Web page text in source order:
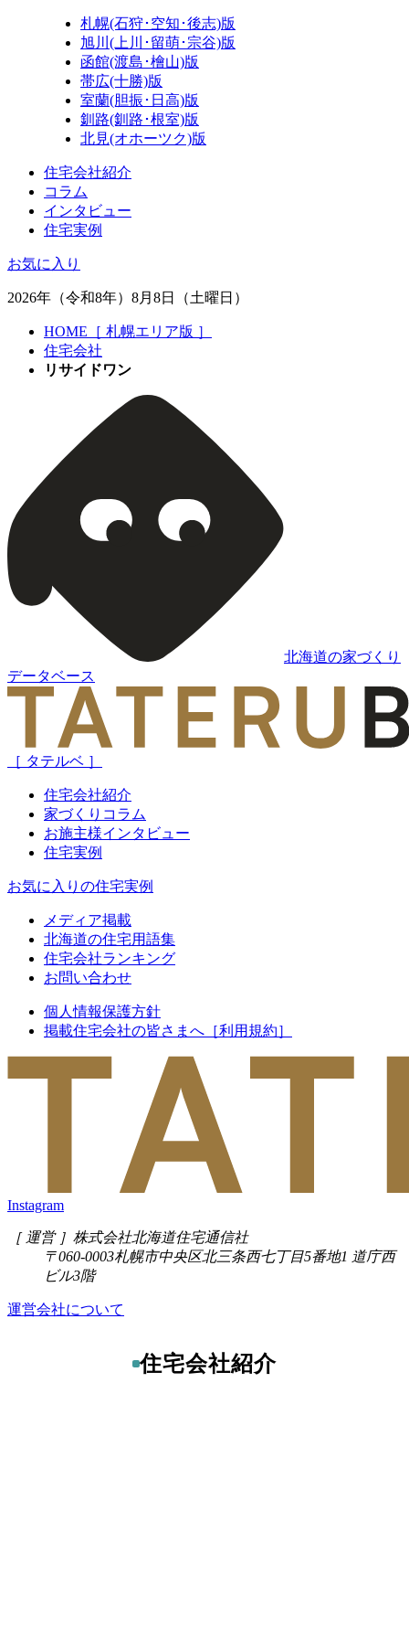
札幌(石狩･空知･後志)版
旭川(上川･留萌･宗谷)版
函館(渡島･檜山)版
帯広(十勝)版
室蘭(胆振･日高)版
釧路(釧路･根室)版
北見(オホーツク)版
住宅会社紹介
コラム
インタビュー
住宅実例
お気に入り
2026年（令和8年）8月8日（土曜日）
HOME［ 札幌エリア版 ］
住宅会社
リサイドワン
北海道の家づくり
データベース
［ タテルベ ］
住宅会社紹介
家づくりコラム
お施主様インタビュー
住宅実例
お気に入りの住宅実例
メディア掲載
北海道の住宅用語集
住宅会社ランキング
お問い合わせ
個人情報保護方針
掲載住宅会社の皆さまへ［利用規約］
Instagram
［ 運営 ］ 株式会社北海道住宅通信社
〒060-0003札幌市中央区北三条西七丁目5番地1 道庁西
ビル3階
運営会社について
住宅会社紹介